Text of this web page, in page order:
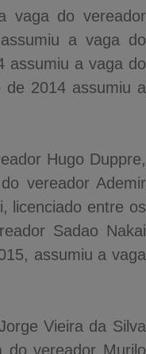
vaga do vereador
a vaga do
assumiu a vaga do
2014 assumiu a
Hugo Duppre,
vereador Ademir
licenciado entre os
Sadao Nakai
assumiu a vaga
Vieira da Silva
do vereador Murilo